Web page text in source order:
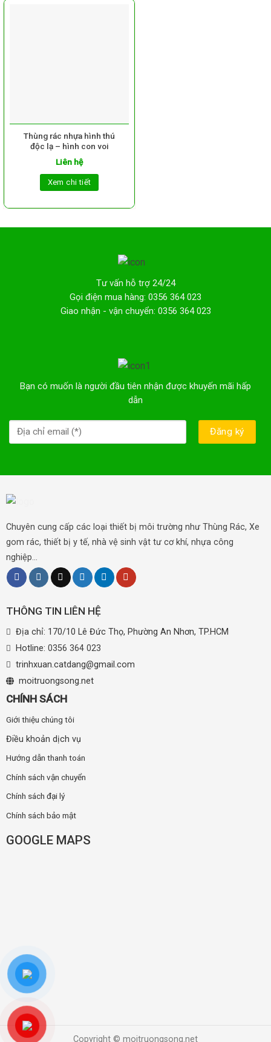
Thùng rác nhựa hình thú
độc lạ – hình con voi
Liên hệ
Xem chi tiết
Tư vấn hỗ trợ 24/24
Gọi điện mua hàng: 0356 364 023
Giao nhận - vận chuyển: 0356 364 023
Bạn có muốn là người đầu tiên nhận được khuyến mãi hấp
dẫn
Chuyên cung cấp các loại thiết bị môi trường như Thùng Rác, Xe
gom rác, thiết bị y tế, nhà vệ sinh vật tư cơ khí, nhựa công
nghiệp...
THÔNG TIN LIÊN HỆ
Địa chỉ: 170/10 Lê Đức Thọ, Phường An Nhơn, TP.HCM
Hotline: 0356 364 023
trinhxuan.catdang@gmail.com
moitruongsong.net
CHÍNH SÁCH
Giới thiệu chúng tôi
Điều khoản dịch vụ
Hướng dẫn thanh toán
Chính sách vận chuyển
Chính sách đại lý
Chính sách bảo mật
GOOGLE MAPS
Copyright © moitruongsong.net